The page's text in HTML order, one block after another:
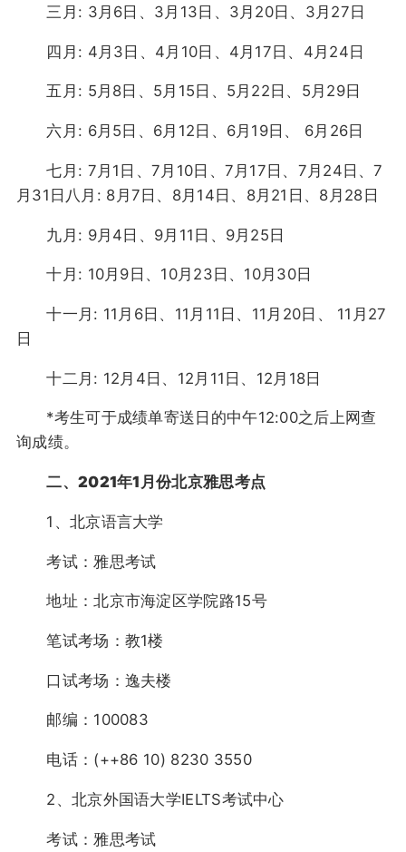
三月: 3月6日、3月13日、3月20日、3月27日
四月: 4月3日、4月10日、4月17日、4月24日
五月: 5月8日、5月15日、5月22日、5月29日
六月: 6月5日、6月12日、6月19日、 6月26日
七月: 7月1日、7月10日、7月17日、7月24日、7
月31日八月: 8月7日、8月14日、8月21日、8月28日
九月: 9月4日、9月11日、9月25日
十月: 10月9日、10月23日、10月30日
十一月: 11月6日、11月11日、11月20日、 11月27
日
十二月: 12月4日、12月11日、12月18日
*考生可于成绩单寄送日的中午12:00之后上网查
询成绩。
二、2021年1月份北京雅思考点
1、北京语言大学
考试：雅思考试
地址：北京市海淀区学院路15号
笔试考场：教1楼
口试考场：逸夫楼
邮编：100083
电话：(++86 10) 8230 3550
2、北京外国语大学IELTS考试中心
考试：雅思考试